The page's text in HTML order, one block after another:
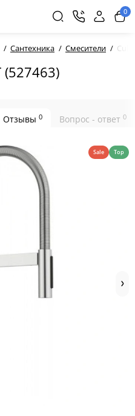
0
Сантехника Смесители
(527463)
Отзывы 0 Вопрос - ответ 0
Sale Top